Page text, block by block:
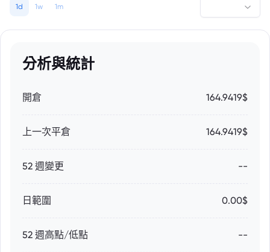
1d 1w 1m
分析與統計
開倉 164.9419$
上一次平倉 164.9419$
52 週變更 --
日範圍 0.00$
52 週高點/低點 --